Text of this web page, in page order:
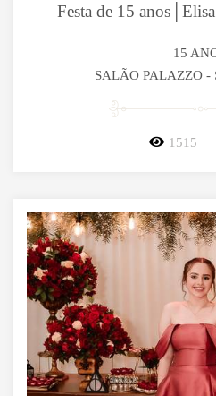
Festa de 15
15
SALÃO PALAZZO -
1515